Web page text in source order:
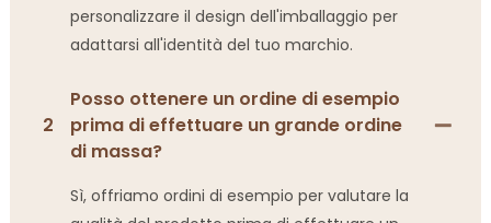
personalizzare il design dell'imballaggio per
adattarsi all'identità del tuo marchio.
2
Posso ottenere un ordine di esempio
prima di effettuare un grande ordine
di massa?
Sì, offriamo ordini di esempio per valutare la